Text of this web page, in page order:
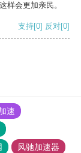
样会更加亲民。
支持[0] 反对[0]
速
风驰加速器